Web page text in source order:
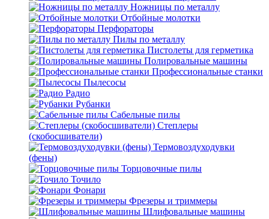
Ножницы по металлу
Отбойные молотки
Перфораторы
Пилы по металлу
Пистолеты для герметика
Полировальные машины
Профессиональные станки
Пылесосы
Радио
Рубанки
Сабельные пилы
Степлеры
(скобосшиватели)
Термовоздуходувки
(фены)
Торцовочные пилы
Точило
Фонари
Фрезеры и триммеры
Шлифовальные машины